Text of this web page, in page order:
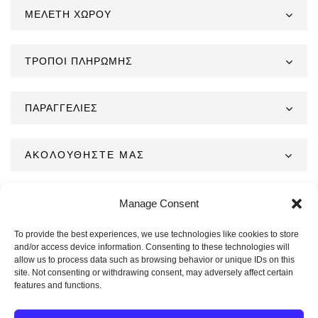
Manage Consent
To provide the best experiences, we use technologies like cookies to store
and/or access device information. Consenting to these technologies will
allow us to process data such as browsing behavior or unique IDs on this
site. Not consenting or withdrawing consent, may adversely affect certain
features and functions.
ΜΕΛΕΤΗ ΧΩΡΟΥ
ΤΡΟΠΟΙ ΠΛΗΡΩΜΗΣ
ΠΑΡΑΓΓΕΛΙΕΣ
ΑΚΟΛΟΥΘΗΣΤΕ ΜΑΣ